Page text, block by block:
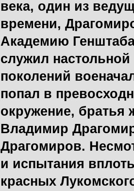
века, один из
времени,
Академию
служил настольной
поколений
попал в
окружение,
Владимир
Драгомиров.
и испытания
красных